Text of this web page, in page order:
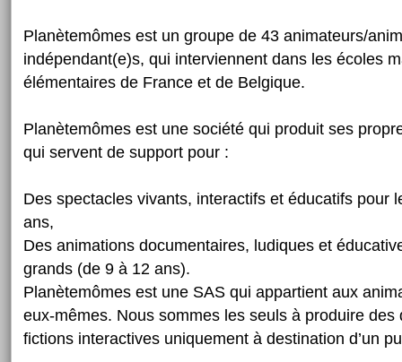
Planètemômes est un groupe de 43 animateurs/
indépendant(e)s, qui interviennent dans les écoles
élémentaires de France et de Belgique.
Planètemômes est une société qui produit ses
qui servent de support pour :
Des spectacles vivants, interactifs et éducatifs pour
ans,
Des animations documentaires, ludiques et
grands (de 9 à 12 ans).
Planètemômes est une SAS qui appartient aux
eux-mêmes. Nous sommes les seuls à produire des
fictions interactives uniquement à destination d’un